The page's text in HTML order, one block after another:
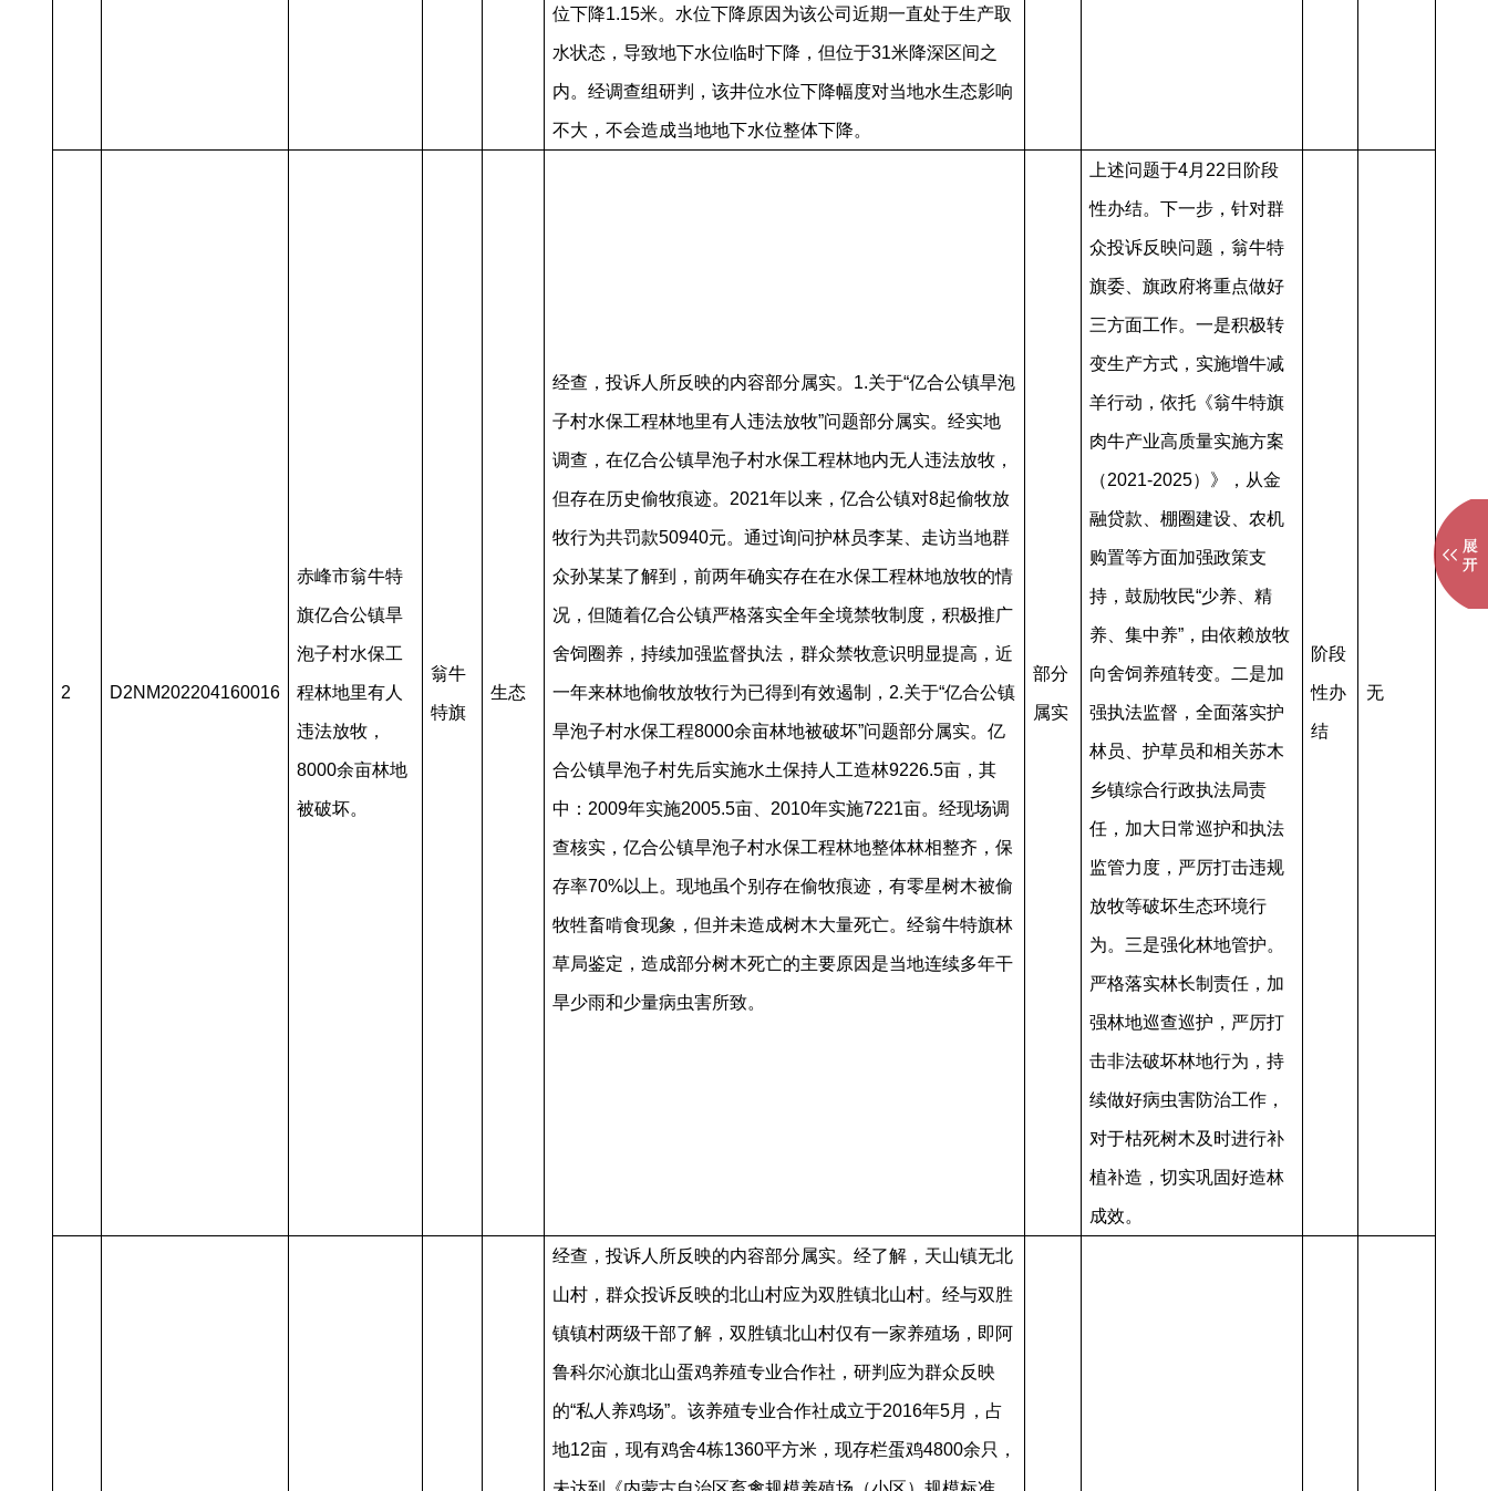
位下降1.15米。水位下降原因为该公司近期一直处于生产取
水状态，导致地下水位临时下降，但位于31米降深区间之
内。经调查组研判，该井位水位下降幅度对当地水生态影响
不大，不会造成当地地下水位整体下降。
2 D2NM202204160016
赤峰市翁牛特
旗亿合公镇旱
泡子村水保工
程林地里有人
违法放牧，
8000余亩林地
被破坏。
翁牛
特旗
生态
经查，投诉人所反映的内容部分属实。 1.关于“亿合公镇旱泡
子村水保工程林地里有人违法放牧”问题部分属实。经实地
调查，在亿合公镇旱泡子村水保工程林地内无人违法放牧，
但存在历史偷牧痕迹。2021年以来，亿合公镇对8起偷牧放
牧行为共罚款50940元。通过询问护林员李某、走访当地群
众孙某某了解到，前两年确实存在在水保工程林地放牧的情
况，但随着亿合公镇严格落实全年全境禁牧制度，积极推广
舍饲圈养，持续加强监督执法，群众禁牧意识明显提高，近
一年来林地偷牧放牧行为已得到有效遏制， 2.关于“亿合公镇
旱泡子村水保工程8000余亩林地被破坏”问题部分属实。亿
合公镇旱泡子村先后实施水土保持人工造林9226.5亩，其
中：2009年实施2005.5亩、2010年实施7221亩。经现场调
查核实，亿合公镇旱泡子村水保工程林地整体林相整齐，保
存率70%以上。现地虽个别存在偷牧痕迹，有零星树木被偷
牧牲畜啃食现象，但并未造成树木大量死亡。经翁牛特旗林
草局鉴定，造成部分树木死亡的主要原因是当地连续多年干
旱少雨和少量病虫害所致。
部分
属实
上述问题于4月22日阶段
性办结。下一步，针对群
众投诉反映问题，翁牛特
旗委、旗政府将重点做好
三方面工作。一是积极转
变生产方式，实施增牛减
羊行动，依托《翁牛特旗
肉牛产业高质量实施方案
（2021-2025）》，从金
融贷款、棚圈建设、农机
购置等方面加强政策支
持，鼓励牧民“少养、精
养、集中养”，由依赖放牧
向舍饲养殖转变。二是加
强执法监督，全面落实护
林员、护草员和相关苏木
乡镇综合行政执法局责
任，加大日常巡护和执法
监管力度，严厉打击违规
放牧等破坏生态环境行
为。三是强化林地管护。
严格落实林长制责任，加
强林地巡查巡护，严厉打
击非法破坏林地行为，持
续做好病虫害防治工作，
对于枯死树木及时进行补
植补造，切实巩固好造林
成效。
阶段
性办
结
无
经查，投诉人所反映的内容部分属实。 经了解，天山镇无北
山村，群众投诉反映的北山村应为双胜镇北山村。经与双胜
镇镇村两级干部了解，双胜镇北山村仅有一家养殖场，即阿
鲁科尔沁旗北山蛋鸡养殖专业合作社，研判应为群众反映
的“私人养鸡场”。该养殖专业合作社成立于2016年5月，占
地12亩，现有鸡舍4栋1360平方米，现存栏蛋鸡4800余只，